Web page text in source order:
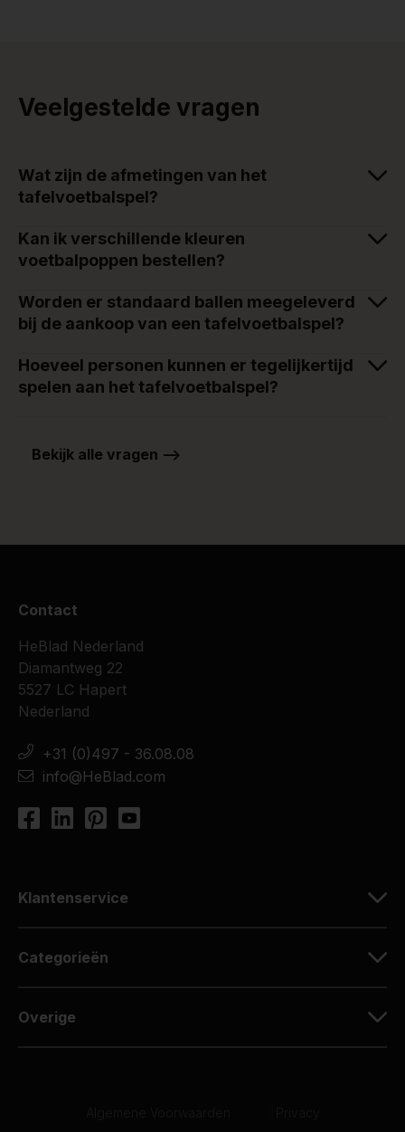
Veelgestelde vragen
Wat zijn de afmetingen van het
tafelvoetbalspel?
Kan ik verschillende kleuren
voetbalpoppen bestellen?
Worden er standaard ballen meegeleverd
bij de aankoop van een tafelvoetbalspel?
Hoeveel personen kunnen er tegelijkertijd
spelen aan het tafelvoetbalspel?
Bekijk alle vragen -->
Contact
HeBlad Nederland
Diamantweg 22
5527 LC Hapert
Nederland
+31 (0)497 - 36.08.08
info@HeBlad.com
Klantenservice
Categorieën
Overige